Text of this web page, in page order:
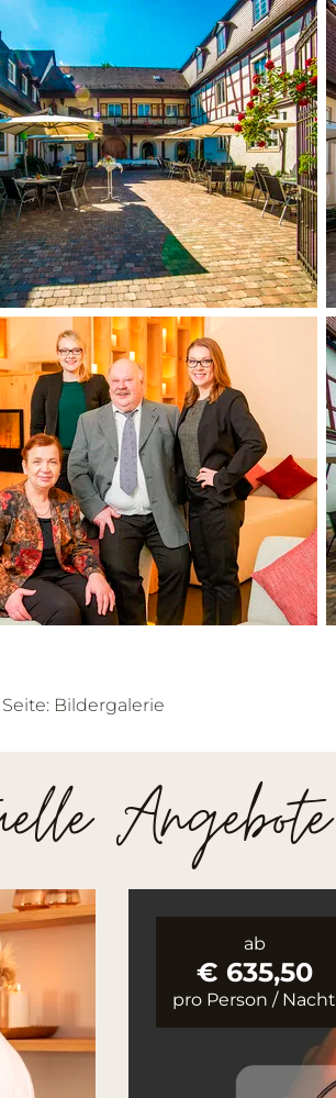
Bildergalerie
Angebote
ab
€ 635,50
pro Person / Nacht